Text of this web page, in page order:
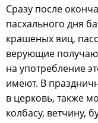
Сразу после
пасхального дня
крашеных яиц,
верующие
на употребление
имеют. В
в церковь, также
колбасу, ветчину,